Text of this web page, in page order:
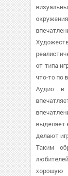
от типа
что-то по
Аудио в
выделяет
делают
Таким